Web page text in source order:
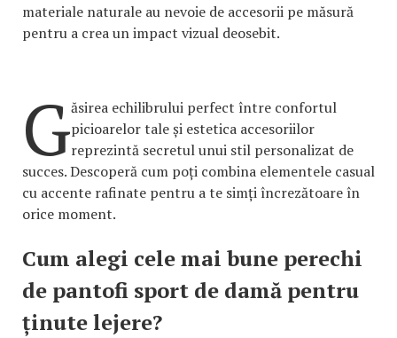
materiale naturale au nevoie de accesorii pe măsură
pentru a crea un impact vizual deosebit.
Găsirea echilibrului perfect între confortul
picioarelor tale și estetica accesoriilor
reprezintă secretul unui stil personalizat de
succes. Descoperă cum poți combina elementele casual
cu accente rafinate pentru a te simți încrezătoare în
orice moment.
Cum alegi cele mai bune perechi
de pantofi sport de damă pentru
ținute lejere?